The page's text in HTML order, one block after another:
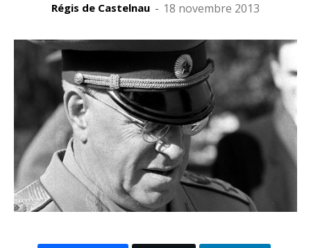
Régis de Castelnau - 18 novembre 2013